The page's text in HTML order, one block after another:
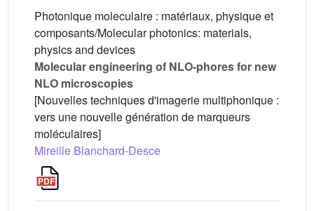
Photonique moleculaire : matériaux, physique et
composants/Molecular photonics: materials,
physics and devices
Molecular engineering of NLO-phores for new
NLO microscopies
[Nouvelles techniques d'imagerie multiphonique :
vers une nouvelle génération de marqueurs
moléculaires]
Mireille Blanchard-Desce